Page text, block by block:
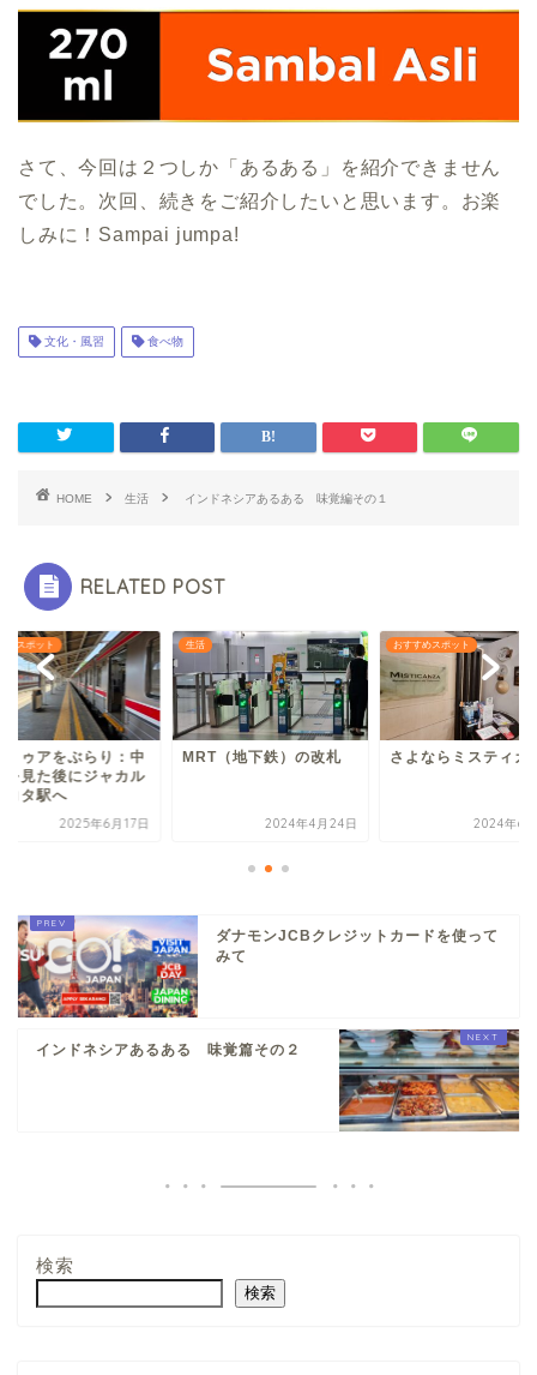
さて、今回は２つしか「あるある」を紹介できません
でした。次回、続きをご紹介したいと思います。お楽
しみに！Sampai jumpa!
文化・風習 食べ物
HOME 生活 インドネシアあるある 味覚編その１
RELATED POST
めスポット
トゥアをぶらり：中
を見た後にジャカル
コタ駅へ
2025年6月17日
生活
MRT（地下鉄）の改札
2024年4月24日
おすすめスポット
さよならミスティカ
2024年6
ダナモンJCBクレジットカードを使って
みて
インドネシアあるある 味覚篇その２
検索
検索